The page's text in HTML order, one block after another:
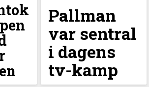
Pallman
var sentral
i dagens
tv-kamp